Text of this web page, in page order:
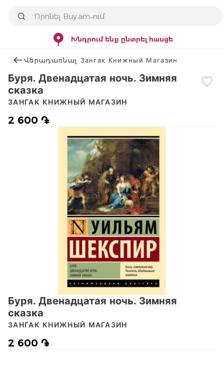
Խնդրում ենք ընտրել հասցե
Վերադառնալ Зангак Книжный Магазин
Буря. Двенадцатая ночь. Зимняя
сказка
2 600 ֏
ЗАНГАК КНИЖНЫЙ МАГАЗИН
Буря. Двенадцатая ночь. Зимняя
сказка
2 600 ֏
ЗАНГАК КНИЖНЫЙ МАГАЗИН